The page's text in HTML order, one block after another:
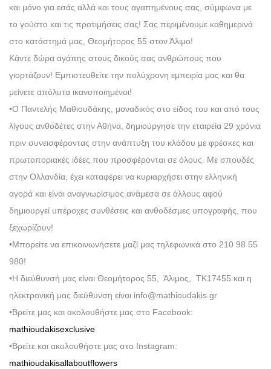
και μόνο για εσάς αλλά και τους αγαπημένους σας, σύμφωνα με
το γούστο και τις προτιμήσεις σας! Σας περιμένουμε καθημερινά
στο κατάστημά μας, Θεομήτορος 55 στον Άλιμο!
Κάντε δώρα αγάπης στους δικούς σας ανθρώπους που
γιορτάζουν! Εμπιστευθείτε την πολύχρονη εμπειρία μας και θα
μείνετε απόλυτα ικανοποιημένοι!
•Ο Παντελής Μαθιουδάκης, μοναδικός στο είδος του και από τους
λίγους ανθοδέτες στην Αθήνα, δημιούργησε την εταιρεία 29 χρόνια
πριν συνεισφέροντας στην ανάπτυξη του κλάδου με φρέσκες και
πρωτοποριακές ιδέες που προσφέρονται σε όλους. Με σπουδές
στην Ολλανδία, έχει καταφέρει να κυριαρχήσει στην ελληνική
αγορά και είναι αναγνωρίσιμος ανάμεσα σε άλλους αφού
δημιουργεί υπέροχες συνθέσεις και ανθοδέσμες υπογραφής, που
ξεχωρίζουν!
•Μπορείτε να επικοινωνήσετε μαζί μας τηλεφωνικά στο 210 98 55
980!
•Η διεύθυνσή μας είναι Θεομήτορος 55, Άλιμος, ΤΚ17455 και η
ηλεκτρονική μας διεύθυνση είναι info@mathioudakis.gr
•Βρείτε μας και ακολουθήστε μας στο Facebook:
mathioudakisexclusive
•Βρείτε και ακολουθήστε μας στο Instagram:
mathioudakisallaboutflowers